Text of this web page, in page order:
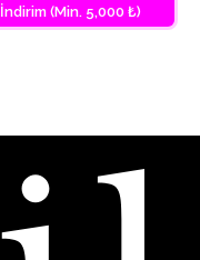
İndirim (Min. 5,000 ₺)